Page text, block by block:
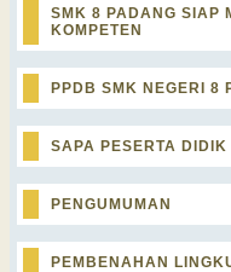
SMK 8 PADANG SIAP
KOMPETEN
PPDB SMK NEGERI 8
SAPA PESERTA
PENGUMUMAN
PEMBENAHAN